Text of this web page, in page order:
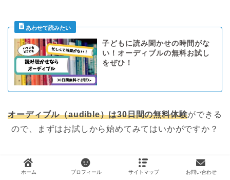
子どもに読み聞かせの時間がな
い！オーディブルの無料お試し
をぜひ！
オーディブル（audible）は30日間の無料体験ができる
ので、まずはお試しから始めてみてはいかがですか？
移動にはオーディブル！
ホーム プロフィール サイトマップ お問い合わせ